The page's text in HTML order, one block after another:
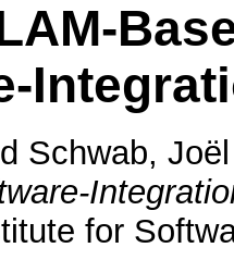
Schwab, Joël
for